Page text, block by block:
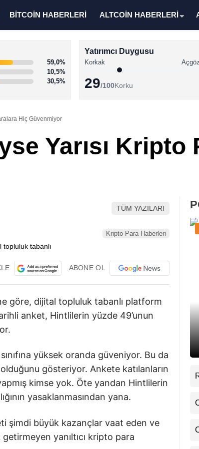
BİTCOİN HABERLERİ ALTCOİN HABERLERİ
59,0%
10,5%
30,5%
Yatırımcı Duygusu
Korkak
29/100Korku
Hiç Güvenmiyor
Yarısı Kripto
TÜM YAZILARI
Kripto Para Haberleri
ABONE OL
göre, dijital topluluk tabanlı platform
anket, Hintlilerin yüzde 49’unun
yüksek oranda güveniyor. Bu da
gösteriyor. Ankete katılanların
kimse yok. Öte yandan Hintlilerin
yasaklanmasından yana.
şimdi büyük kazançlar vaat eden ve
getirmeyen yanıltıcı kripto para